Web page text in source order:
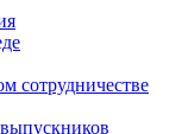
сотрудничестве